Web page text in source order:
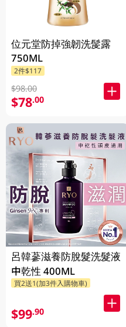
位元堂防掉強韌洗髲露
750ML
2件$117
$98.00
$78.00
呂韓蔘滋養防脫髮洗髮液
中乾性 400ML
買2送1(加3件入購物車)
$99.90